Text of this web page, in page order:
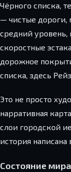
Чёрного списка,
— чистые дороги,
средний
скоростные
дорожное
списка, здесь
Это не просто
нарративная
слои городской
история написана
Состояние